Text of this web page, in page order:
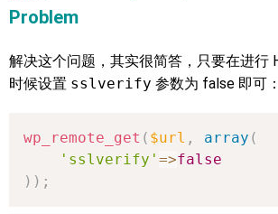
Problem
解决这个问题，其实很简答，只要在进行
时候设置 sslverify 参数为 false 即可：
wp_remote_get ( $url , array (
'sslverify' =>false
) ) ;